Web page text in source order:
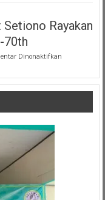
Rayakan
70th
Dinonaktifkanpada
Setiono
Rayakan
Tahun